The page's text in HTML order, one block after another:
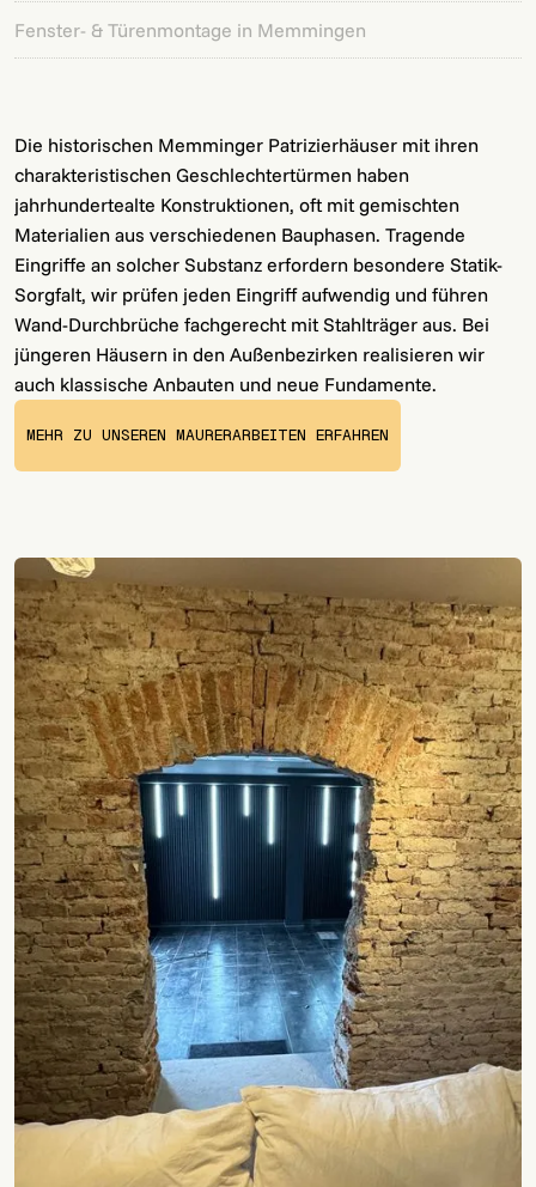
Fenster- & Türenmontage in Memmingen
Die historischen Memminger Patrizierhäuser mit ihren
charakteristischen Geschlechtertürmen haben
jahrhundertealte Konstruktionen, oft mit gemischten
Materialien aus verschiedenen Bauphasen. Tragende
Eingriffe an solcher Substanz erfordern besondere Statik-
Sorgfalt, wir prüfen jeden Eingriff aufwendig und führen
Wand-Durchbrüche fachgerecht mit Stahlträger aus. Bei
jüngeren Häusern in den Außenbezirken realisieren wir
auch klassische Anbauten und neue Fundamente.
MEHR ZU UNSEREN MAURERARBEITEN ERFAHREN